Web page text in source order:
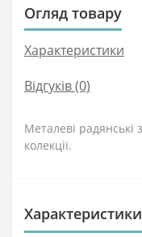
Огляд товару
Характеристики
Відгуків (0)
Металеві радянські
колекції.
Характеристики